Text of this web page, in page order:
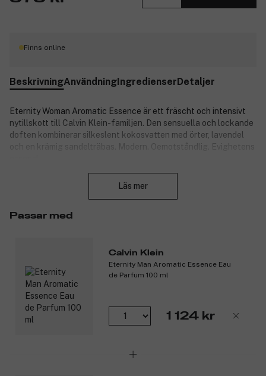
Finns online
BeskrivningAnvändningIngredienserDetaljer
Eternity Woman Aromatic Essence är ett fräscht och intensivt
nytillskott till Calvin Klein-familjen. Den sensuella och lockande
doften kombinerar silkeslent kokosvatten med örter, lavendel
och en krämig sandelträbas. Modern. Oemotståndlig. Evighetens
sensualitet. Formen och silverkorken känns igen från tidigare
Läs mer
Passar med
Calvin Klein
Eternity Man Aromatic Essence Eau
de Parfum 100 ml
1 124 kr